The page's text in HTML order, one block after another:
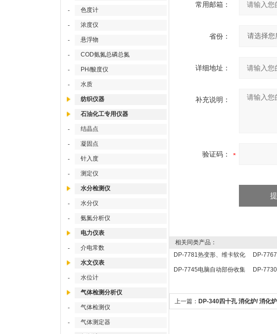
- 色度计
- 浓度仪
- 悬浮物
- COD氨氮总磷总氮
- PH/酸度仪
- 水质
纺织仪器
石油化工专用仪器
- 结晶点
- 凝固点
- 针入度
- 测定仪
水分检测仪
- 水分仪
- 氨氮分析仪
电力仪表
- 介电常数
水文仪表
- 水位计
气体检测分析仪
- 气体检测仪
- 气体测定器
常用邮箱：
省份：
详细地址：
补充说明：
验证码：
相关同类产品：
DP-7781热变形、维卡软化
点温度测定仪/维卡仪
DP-
器/孔口
DP-7745电脑自动部份收集
器
DP-
上一篇： DP-340四十孔 消化炉/ 消化